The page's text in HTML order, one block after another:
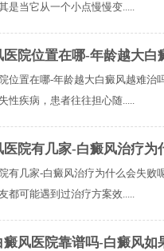
是当它从一个小点慢慢变.....
医院位置在哪-年龄越大白
位置在哪-年龄越大白癜风越难治
性疾病，患者往往担心随.....
医院有几家-白癜风治疗为
有几家-白癜风治疗为什么会失败
都可能遇到过治疗方案效.....
癜风医院靠谱吗-白癜风如